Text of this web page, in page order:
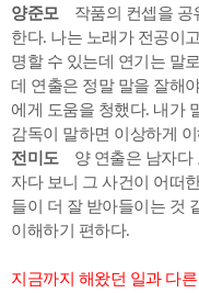
양준모작품의 컨셉을 공
한다. 나는 노래가 전공이
명할 수 있는데 연기는 말
데 연출은 정말 말을 잘해
에게 도움을 청했다. 내가
감독이 말하면 이상하게
전미도양 연출은 남자다
자다 보니 그 사건이 어떠
들이 더 잘 받아들이는 것
이해하기 편하다.
지금까지 해왔던 일과 다